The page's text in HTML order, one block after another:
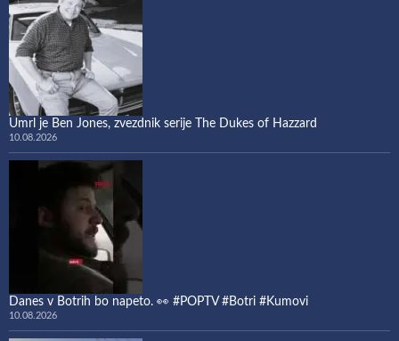
Umrl je Ben Jones, zvezdnik serije The Dukes of Hazzard
10.08.2026
Danes v Botrih bo napeto. 👀 #POPTV #Botri #Kumovi
10.08.2026